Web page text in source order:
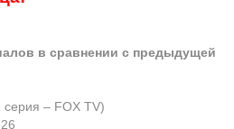
в сравнении с предыдущей
серия – FOX TV)